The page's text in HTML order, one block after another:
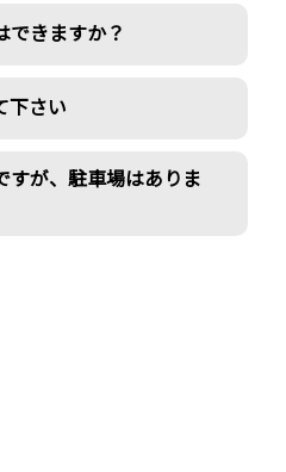
できますか？
下さい
すが、駐車場はありま